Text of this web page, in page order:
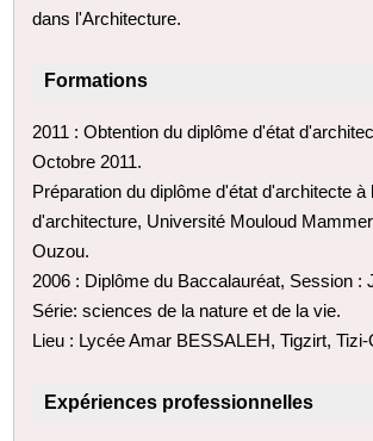
dans l'Architecture.
Formations
2011 : Obtention du diplôme d'état
Octobre 2011.
Préparation du diplôme d'état d'architecte à
d'architecture, Université Mouloud
Ouzou.
2006 : Diplôme du Baccalauréat, Session :
Série: sciences de la nature et de la vie.
Lieu : Lycée Amar BESSALEH, Tigzirt, Tizi-
Expériences professionnelles